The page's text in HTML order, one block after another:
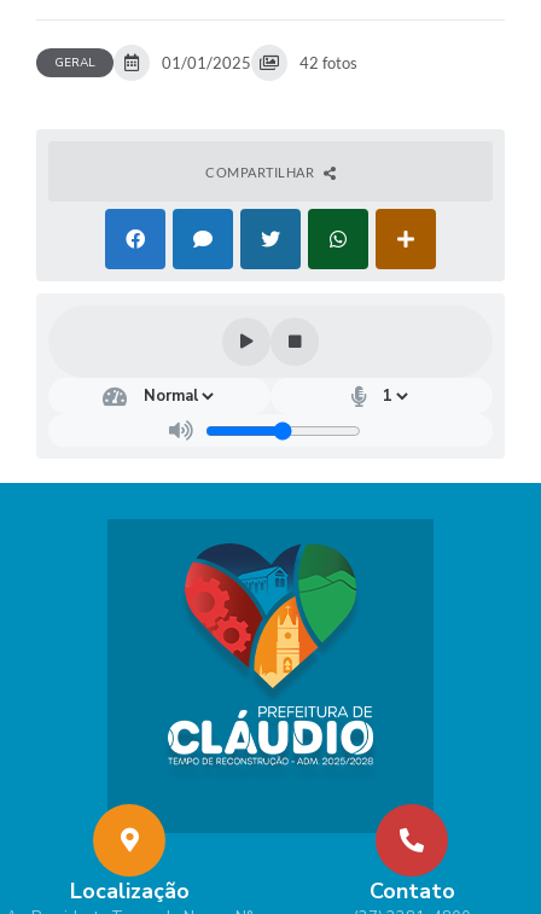
GERAL 01/01/2025 42 fotos
COMPARTILHAR
Localização Contato